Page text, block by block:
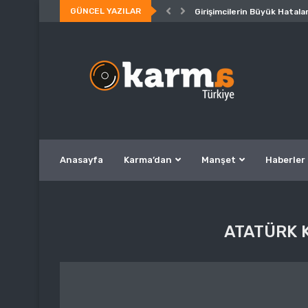
GÜNCEL YAZILAR Girişimcilerin Büyük
Anasayfa Karma’dan Manşet Haberler
ATATÜRK